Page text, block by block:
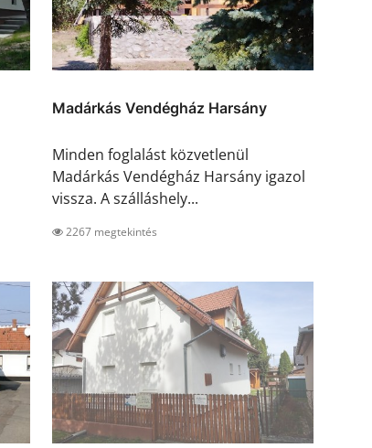
Madárkás Vendégház Harsány
Minden foglalást közvetlenül
Madárkás Vendégház Harsány igazol
vissza. A szálláshely...
2267 megtekintés